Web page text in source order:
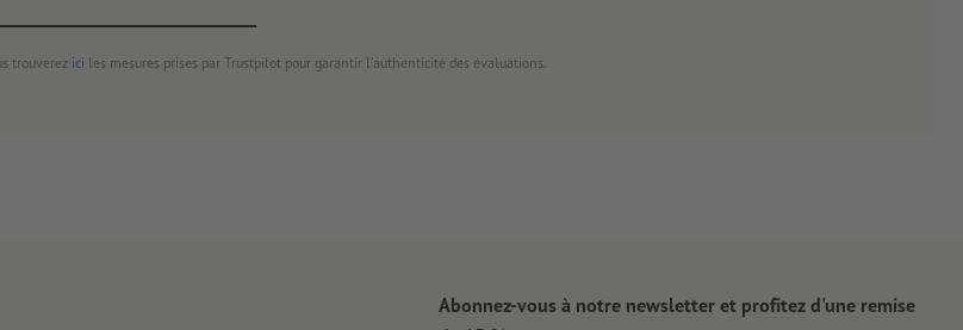
trouverez ici les mesures prises par Trustpilot pour garantir l'authenticité des évaluations.
Abonnez-vous à notre newsletter et profitez d'une remise